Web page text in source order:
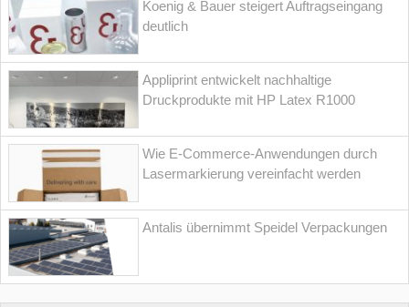
Koenig & Bauer steigert Auftragseingang
deutlich
Appliprint entwickelt nachhaltige
Druckprodukte mit HP Latex R1000
Wie E-Commerce-Anwendungen durch
Lasermarkierung vereinfacht werden
Antalis übernimmt Speidel Verpackungen